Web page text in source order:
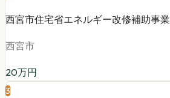
西宮市住宅省エネルギー改修補助事業
西宮市
20万円
3